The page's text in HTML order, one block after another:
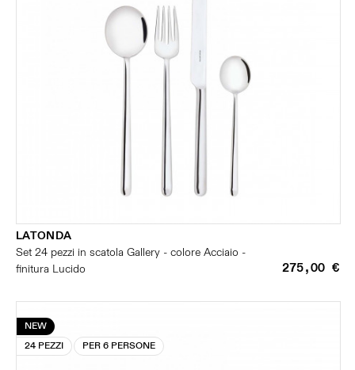
LATONDA
Set 24 pezzi in scatola Gallery - colore Acciaio -
finitura Lucido
275,00 €
NEW
24 PEZZI
PER 6 PERSONE